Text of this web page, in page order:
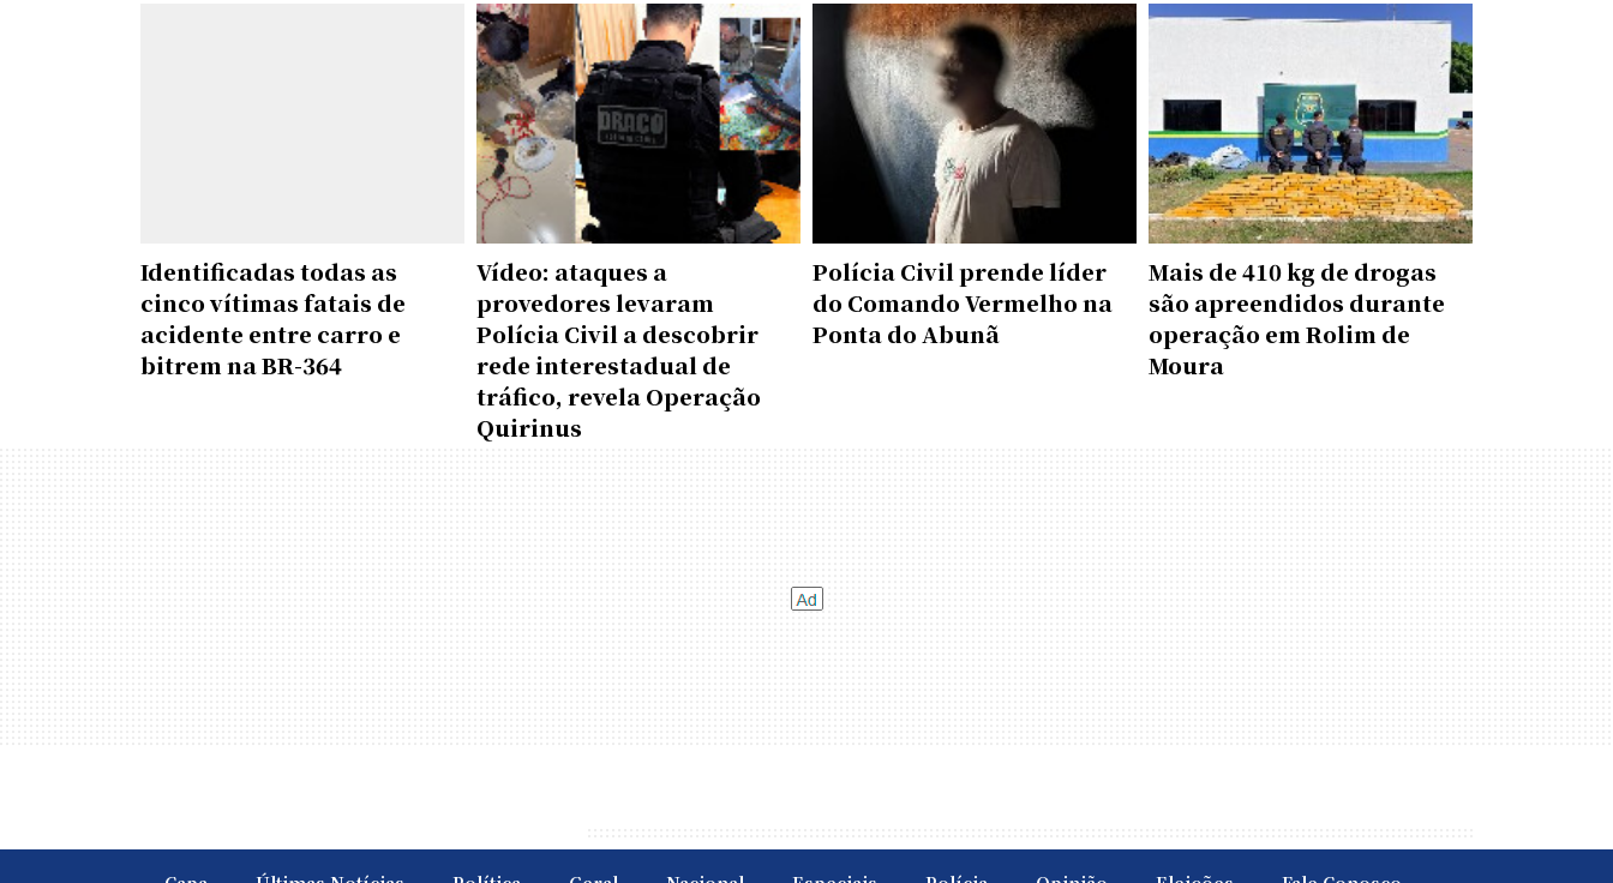
Identificadas todas as
cinco vítimas fatais de
acidente entre carro e
bitrem na BR-364
Vídeo: ataques a
provedores levaram
Polícia Civil a descobrir
rede interestadual de
tráfico, revela Operação
Quirinus
Polícia Civil prende líder
do Comando Vermelho na
Ponta do Abunã
Mais de 410 kg de drogas
são apreendidos durante
operação em Rolim de
Moura